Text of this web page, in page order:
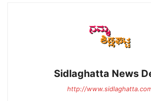
Sidlaghatta News
http://